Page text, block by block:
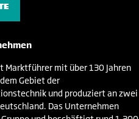
Marktführer mit über 130 Jahren
Gebiet der
und produziert an zwei
Das Unternehmen